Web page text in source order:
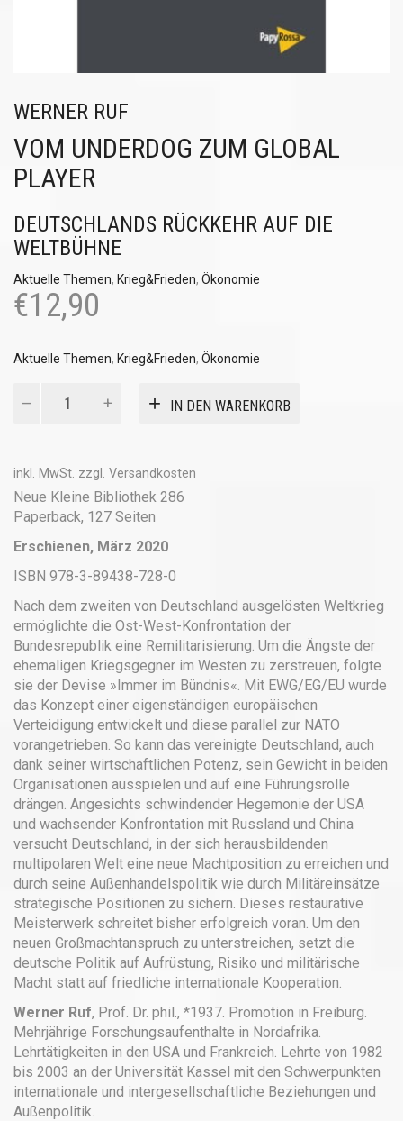
WERNER RUF
VOM UNDERDOG ZUM GLOBAL
PLAYER
DEUTSCHLANDS RÜCKKEHR AUF DIE
WELTBÜHNE
Aktuelle Themen, Krieg&Frieden, Ökonomie
€12,90
Aktuelle Themen, Krieg&Frieden, Ökonomie
Underdog
Player
Menge
IN DEN WARENKORB
inkl. MwSt. zzgl. Versandkosten
Neue Kleine Bibliothek 286
Paperback, 127 Seiten
Erschienen, März 2020
ISBN 978-3-89438-728-0
Nach dem zweiten von Deutschland ausgelösten Weltkrieg
ermöglichte die Ost-West-Konfrontation der
Bundesrepublik eine Remilitarisierung. Um die Ängste der
ehemaligen Kriegsgegner im Westen zu zerstreuen, folgte
sie der Devise »Immer im Bündnis«. Mit EWG/EG/EU wurde
das Konzept einer eigenständigen europäischen
Verteidigung entwickelt und diese parallel zur NATO
vorangetrieben. So kann das vereinigte Deutschland, auch
dank seiner wirtschaftlichen Potenz, sein Gewicht in beiden
Organisationen ausspielen und auf eine Führungsrolle
drängen. Angesichts schwindender Hegemonie der USA
und wachsender Konfrontation mit Russland und China
versucht Deutschland, in der sich herausbildenden
multipolaren Welt eine neue Machtposition zu erreichen und
durch seine Außenhandelspolitik wie durch Militäreinsätze
strategische Positionen zu sichern. Dieses restaurative
Meisterwerk schreitet bisher erfolgreich voran. Um den
neuen Großmachtanspruch zu unterstreichen, setzt die
deutsche Politik auf Aufrüstung, Risiko und militärische
Macht statt auf friedliche internationale Kooperation.
Werner Ruf, Prof. Dr. phil., *1937. Promotion in Freiburg.
Mehrjährige Forschungsaufenthalte in Nordafrika.
Lehrtätigkeiten in den USA und Frankreich. Lehrte von 1982
bis 2003 an der Universität Kassel mit den Schwerpunkten
internationale und intergesellschaftliche Beziehungen und
Außenpolitik.